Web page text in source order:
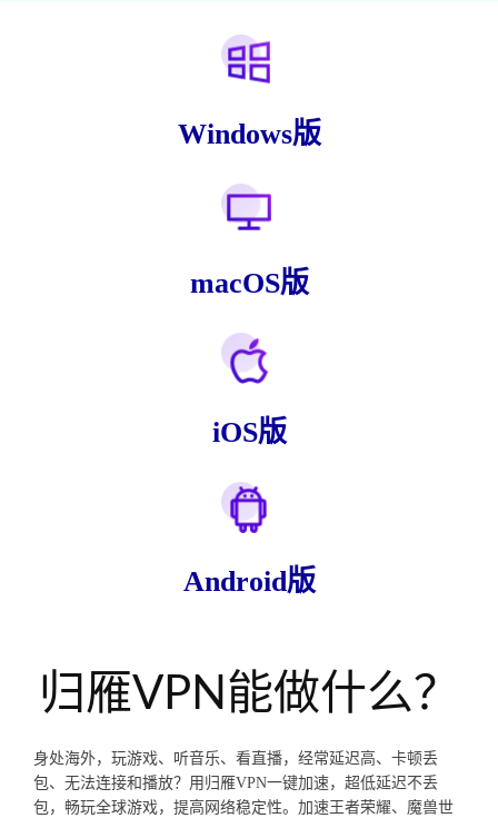
Windows版
macOS版
iOS版
Android版
归雁VPN能做什么？
身处海外，玩游戏、听音乐、看直播，经常延迟高、卡顿丢
包、无法连接和播放？用归雁VPN一键加速，超低延迟不丢
包，畅玩全球游戏，提高网络稳定性。加速王者荣耀、魔兽世